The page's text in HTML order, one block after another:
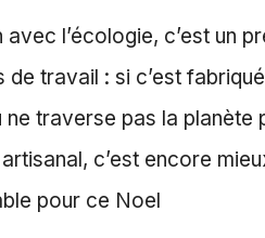
l’écologie, c’est un
travail : si c’est
ne traverse pas la planète
c’est encore
pour ce Noel